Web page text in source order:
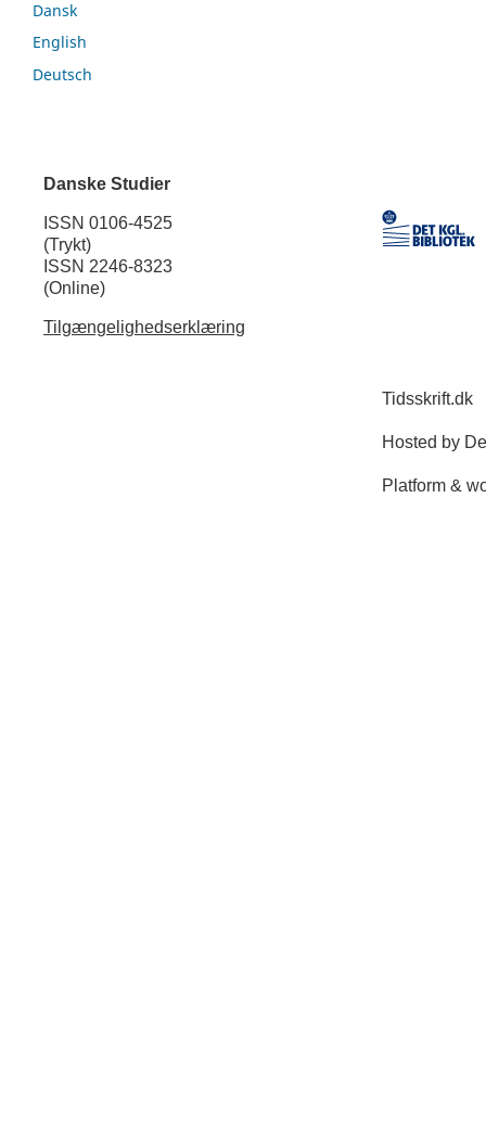
Dansk
English
Deutsch
Danske Studier
ISSN 0106-4525
(Trykt)
ISSN 2246-8323
(Online)
Tilgængelighedserklæring